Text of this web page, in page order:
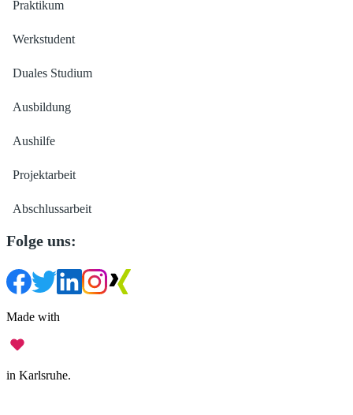
Praktikum
Werkstudent
Duales Studium
Ausbildung
Aushilfe
Projektarbeit
Abschlussarbeit
Folge uns:
Made with
in Karlsruhe.